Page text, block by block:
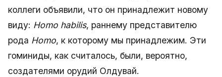
коллеги объявили, что он принадлежит новому
виду: Homo habilis, раннему представителю
рода Homo, к которому мы принадлежим. Эти
гоминиды, как считалось, были, вероятно,
создателями орудий Олдувай.